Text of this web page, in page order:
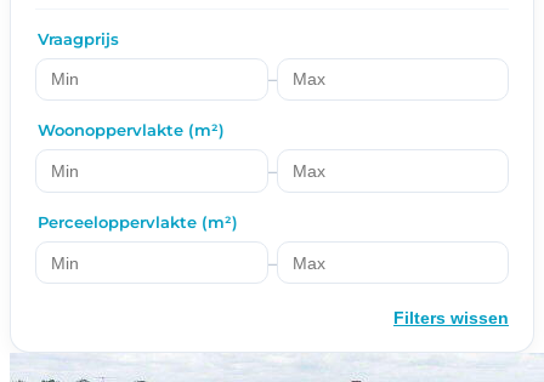
Vraagprijs
–
Woonoppervlakte (m²)
–
Perceeloppervlakte (m²)
–
Filters wissen